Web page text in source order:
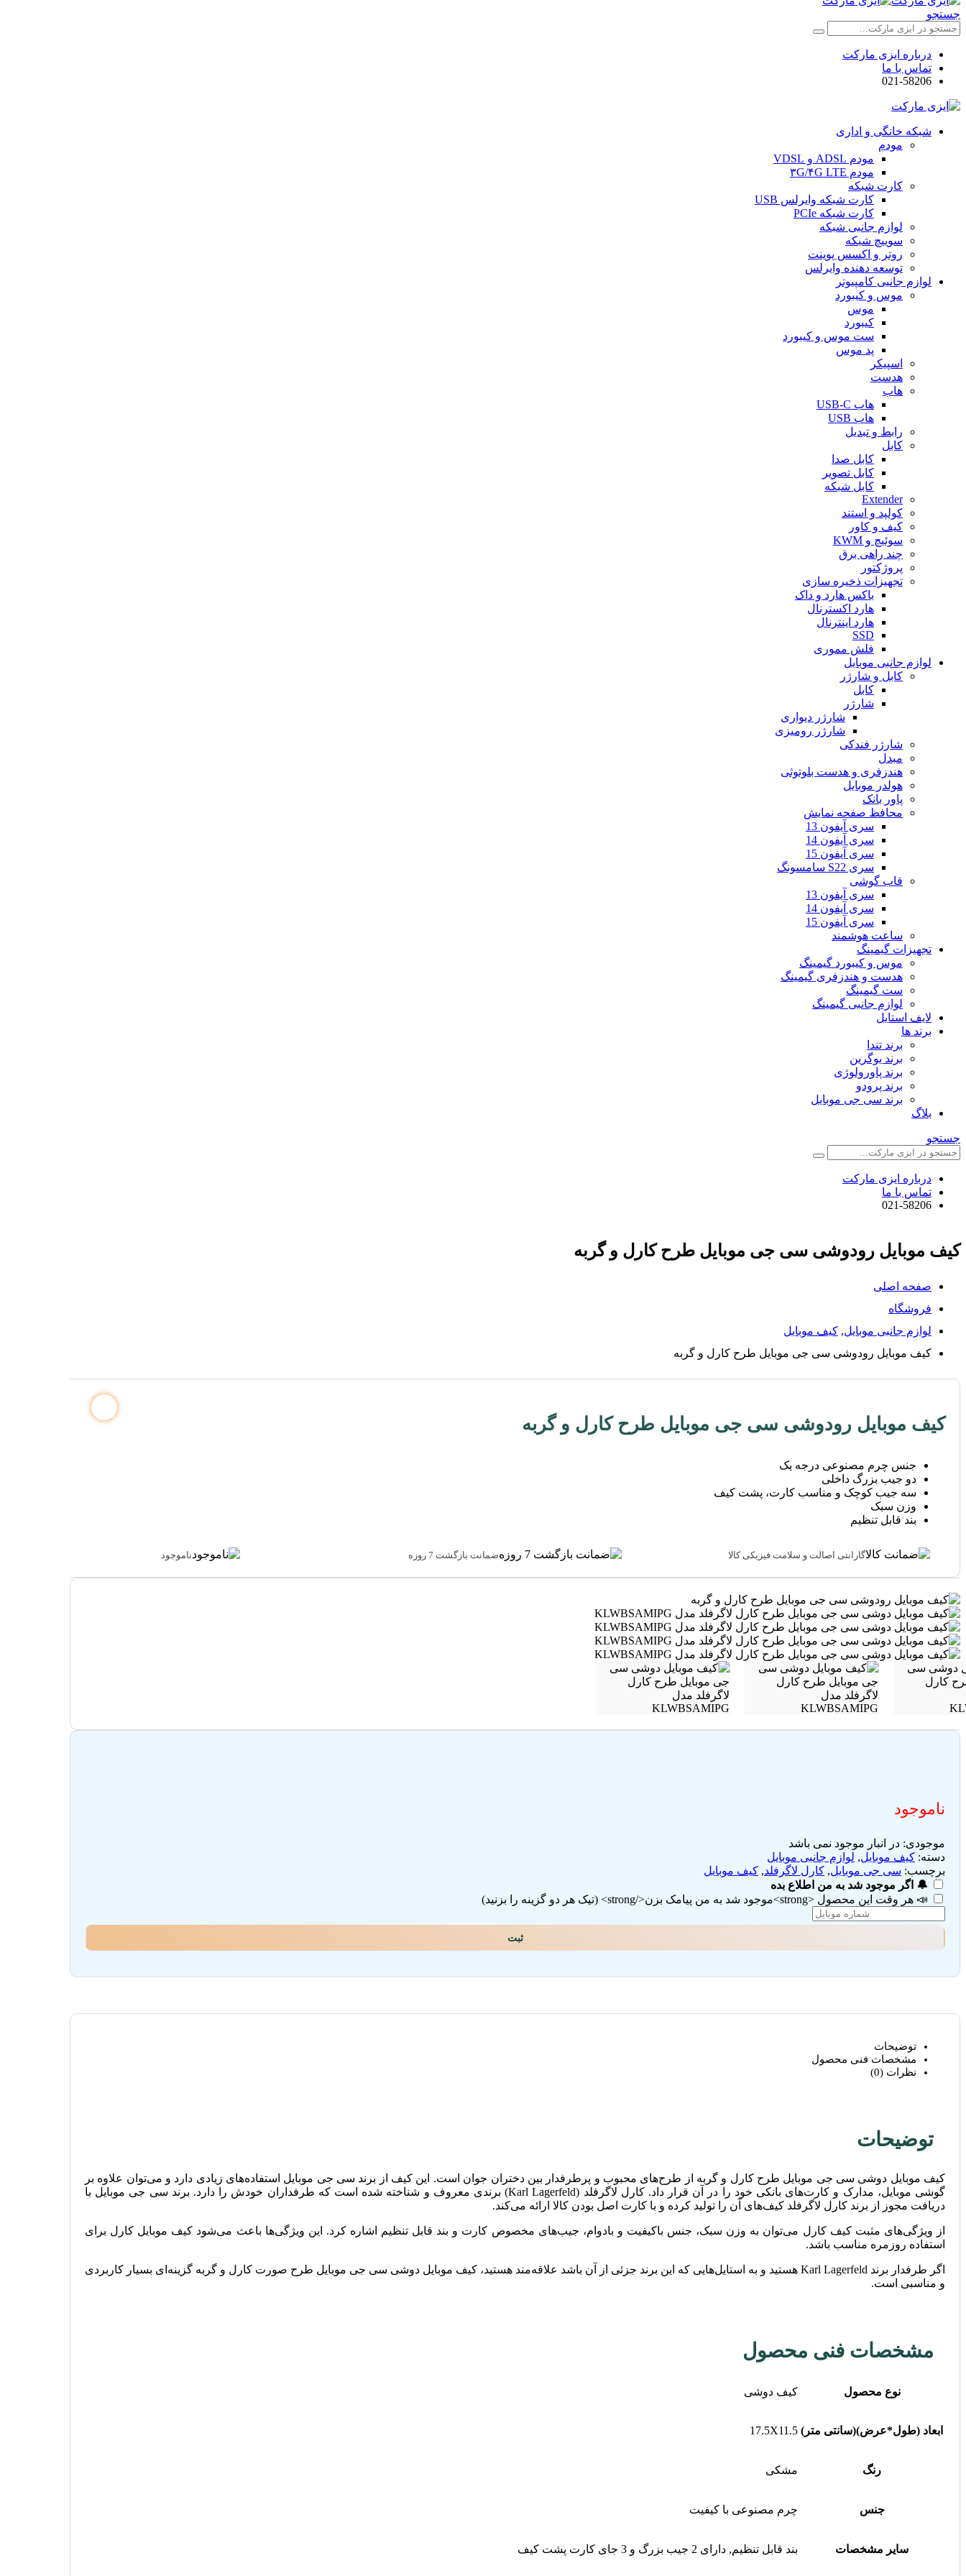
جستجو
درباره ایزی مارکت
تماس با ما
021-58206
شبکه خانگی و اداری
مودم
مودم ADSL و VDSL
مودم ۳G/۴G LTE
کارت شبکه
کارت شبکه وایرلس USB
کارت شبکه PCIe
لوازم جانبی شبکه
سوییچ شبکه
روتر و اکسس پوینت
توسعه دهنده وایرلس
لوازم جانبی کامپیوتر
موس و کیبورد
موس
کیبورد
ست موس و کیبورد
پد موس
اسپیکر
هدست
هاب
هاب USB-C
هاب USB
رابط و تبدیل
کابل
کابل صدا
کابل تصویر
کابل شبکه
Extender
کولپد و استند
کیف و کاور
سوئیچ و KWM
چند راهی برق
پروژکتور
تجهیزات ذخیره سازی
باکس هارد و داک
هارد اکسترنال
هارد اینترنال
SSD
فلش مموری
لوازم جانبی موبایل
کابل و شارژر
کابل
شارژر
شارژر دیواری
شارژر رومیزی
شارژر فندکی
مبدل
هندزفری و هدست بلوتوثی
هولدر موبایل
پاور بانک
محافظ صفحه نمایش
سری آیفون 13
سری آیفون 14
سری آیفون 15
سری S22 سامسونگ
قاب گوشی
سری آیفون 13
سری آیفون 14
سری آیفون 15
ساعت هوشمند
تجهیزات گیمینگ
موس و کیبورد گیمینگ
هدست و هندزفری گیمینگ
ست گیمینگ
لوازم جانبی گیمینگ
لایف استایل
برند ها
برند تندا
برند یوگرین
برند پاورولوژی
برند پرودو
برند سی جی موبایل
بلاگ
جستجو
درباره ایزی مارکت
تماس با ما
021-58206
کیف موبایل رودوشی سی جی موبایل طرح کارل و گربه
صفحه اصلی
فروشگاه
لوازم جانبی موبایل, کیف موبایل
کیف موبایل رودوشی سی جی موبایل طرح کارل و گربه
کیف موبایل رودوشی سی جی موبایل طرح کارل و گربه
جنس چرم مصنوعی درجه یک
دو جیب بزرگ داخلی
سه جیب کوچک و مناسب کارت، پشت کیف
وزن سبک
بند قابل تنظیم
گارانتی اصالت و سلامت فیزیکی کالا ضمانت بازگشت 7 روزه ناموجود
ناموجود
موجودی: در انبار موجود نمی باشد
دسته: کیف موبایل, لوازم جانبی موبایل
برچسب: سی جی موبایل, کارل لاگرفلد, کیف موبایل
🔔 اگر موجود شد به من اطلاع بده
📣 هر وقت این محصول <strong>موجود شد به من پیامک بزن</strong> (تیک هر دو گزینه را بزنید)
ثبت
توضیحات
مشخصات فنی محصول
نظرات (0)
توضیحات
کیف موبایل دوشی سی جی موبایل طرح کارل و گربه از طرح‌های محبوب و پرطرفدار بین دختران جوان است. این کیف از برند سی جی موبایل استفاده‌های زیادی دارد و می‌توان علاوه بر
گوشی موبایل، مدارک و کارت‌های بانکی خود را در آن قرار داد. کارل لاگرفلد (Karl Lagerfeld) برندی معروف و شناخته شده است که طرفداران خودش را دارد. برند سی جی موبایل با
دریافت مجوز از برند کارل لاگرفلد کیف‌های آن را تولید کرده و با کارت اصل بودن کالا ارائه می‌کند.
از ویژگی‌های مثبت کیف کارل می‌توان به وزن سبک، جنس باکیفیت و بادوام، جیب‌های مخصوص کارت و بند قابل تنظیم اشاره کرد. این ویژگی‌ها باعث می‌شود کیف موبایل کارل برای
استفاده روزمره مناسب باشد.
اگر طرفدار برند Karl Lagerfeld هستید و به استایل‌هایی که این برند جزئی از آن باشد علاقه‌مند هستید، کیف موبایل دوشی سی جی موبایل طرح صورت کارل و گربه گزینه‌ای بسیار کاربردی
و مناسبی است.
مشخصات فنی محصول
نوع محصول کیف دوشی
ابعاد (طول*عرض)(سانتی متر) 17.5X11.5
رنگ مشکی
جنس چرم مصنوعی با کیفیت
سایر مشخصات بند قابل تنظیم, دارای 2 جیب بزرگ و 3 جای کارت پشت کیف